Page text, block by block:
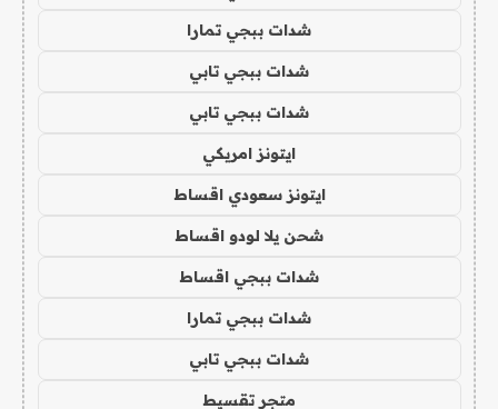
شدات ببجي تمارا
شدات ببجي تابي
شدات ببجي تابي
ايتونز امريكي
ايتونز سعودي اقساط
شحن يلا لودو اقساط
شدات ببجي اقساط
شدات ببجي تمارا
شدات ببجي تابي
متجر تقسيط